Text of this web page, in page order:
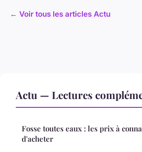
← Voir tous les articles Actu
Actu — Lectures
Fosse toutes eaux : les prix à
d'acheter